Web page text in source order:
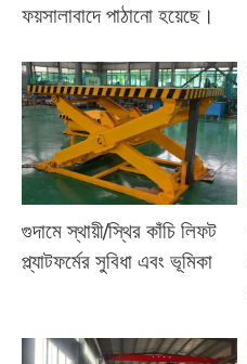
ফয়সালাবাদে পাঠানো হয়েছে।
গুদামে স্থায়ী/স্থির কাঁচি লিফট
প্ল্যাটফর্মের সুবিধা এবং ভূমিকা